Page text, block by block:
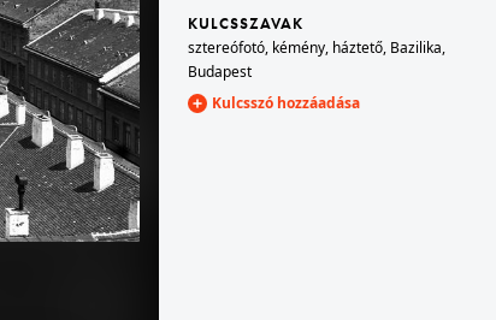
1900 · Budapest XI.
az előtérben egy öntözőmű (bolgárkerék) a Lágymányosi-tó partján, a háttérben az Összekötő vasúti híd. A felvétel 1894-ben készült.
KULCSSZAVAK
sztereófotó, kémény, háztető, Bazilika,
Budapest
Kulcsszó hozzáadása